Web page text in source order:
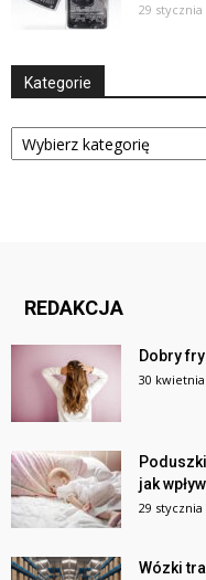
29 stycznia
Kategorie
Kategorie
REDAKCJA
Dobry
30 kwietnia
jak
29 stycznia
Wózki